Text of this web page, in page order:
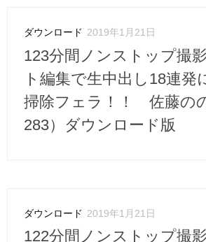
ダウンロード 2019年1月21日
123分間ノンストップ撮
ト編集で生中出し18連発
掃除フェラ！！ 佐藤の
283）ダウンロード版
ダウンロード 2019年1月21日
122分間ノンストップ撮